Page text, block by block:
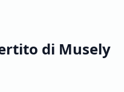
di Musely